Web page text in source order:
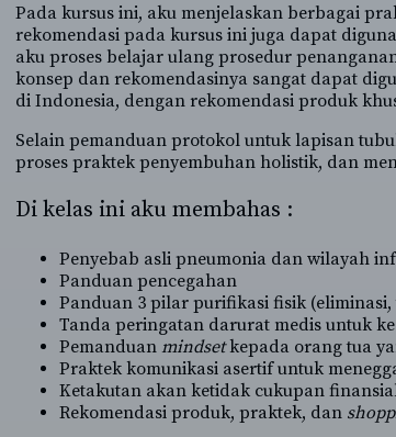
Pada kursus ini, aku menjelaskan berbagai
rekomendasi pada kursus ini juga dapat
aku proses belajar ulang prosedur
konsep dan rekomendasinya sangat dapat
di Indonesia, dengan rekomendasi produk
Selain pemanduan protokol untuk lapisan
proses praktek penyembuhan holistik, dan
Di kelas ini aku membahas :
Penyebab asli pneumonia dan wilayah
Panduan pencegahan
Panduan 3 pilar purifikasi fisik
Tanda peringatan darurat medis untuk
Pemanduanmindsetkepada orang tua
Praktek komunikasi asertif untuk
Ketakutan akan ketidak cukupan
Rekomendasi produk, praktek, dan